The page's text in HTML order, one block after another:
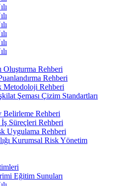
Oluşturma Rehberi
Rehberi
Metodoloji Rehberi
Şeması Çizim Standartları
Belirleme Rehberi
Süreçleri Rehberi
Uygulama Rehberi
Kurumsal Risk Yönetim
Eğitim Sunuları